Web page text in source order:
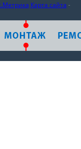
Карта сайта -